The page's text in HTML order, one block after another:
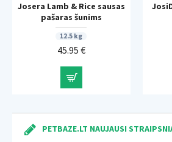
Josera Lamb & Rice sausas
pašaras šunims
12.5 kg
45.95 €
PETBAZE.LT NAUJAUSI